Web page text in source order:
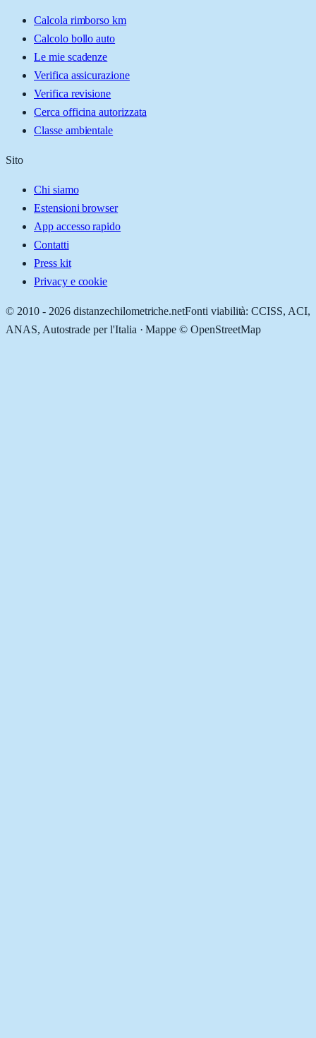
Calcola rimborso km
Calcolo bollo auto
Le mie scadenze
Verifica assicurazione
Verifica revisione
Cerca officina autorizzata
Classe ambientale
Sito
Chi siamo
Estensioni browser
App accesso rapido
Contatti
Press kit
Privacy e cookie
© 2010 - 2026 distanzechilometriche.netFonti viabilità: CCISS, ACI,
ANAS, Autostrade per l'Italia · Mappe © OpenStreetMap